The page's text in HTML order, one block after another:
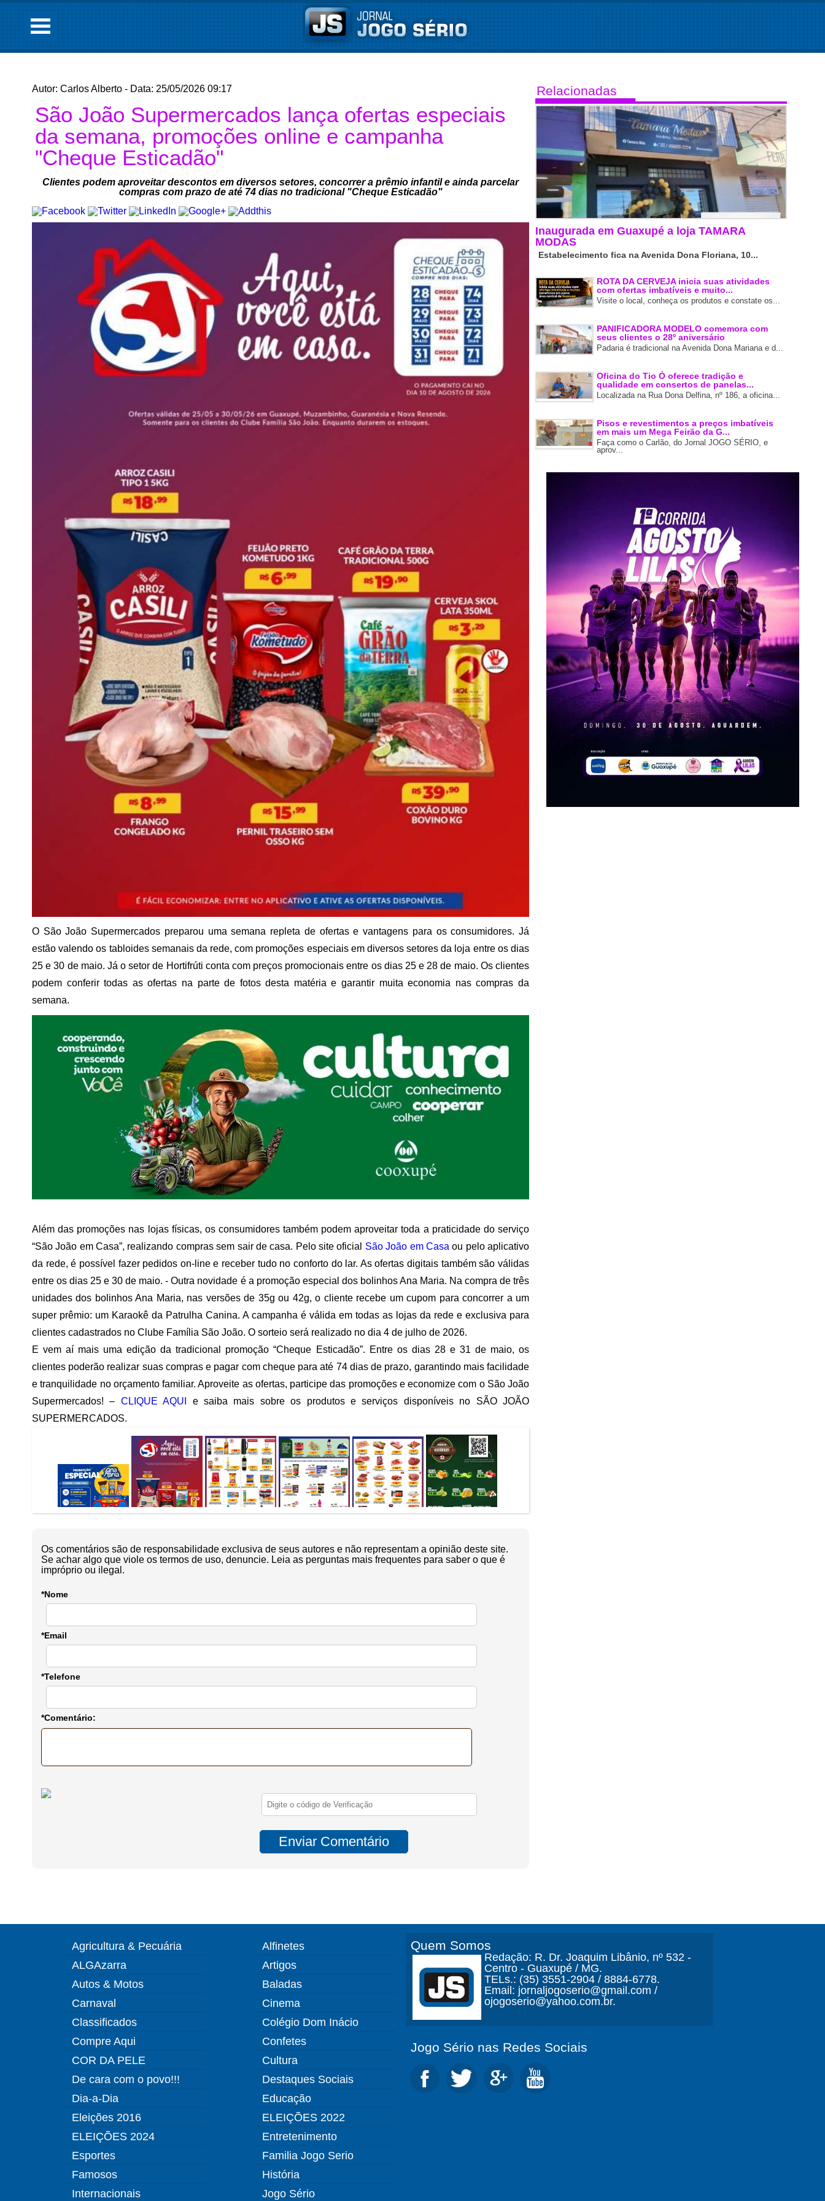
Autor: Carlos Alberto - Data: 25/05/2026 09:17
São João Supermercados lança ofertas especiais
da semana, promoções online e campanha
"Cheque Esticadão"
Clientes podem aproveitar descontos em diversos setores, concorrer a prêmio infantil e ainda parcelar
compras com prazo de até 74 dias no tradicional "Cheque Esticadão"
O São João Supermercados preparou uma semana repleta de ofertas e vantagens para os consumidores. Já
estão valendo os tabloides semanais da rede, com promoções especiais em diversos setores da loja entre os dias
25 e 30 de maio. Já o setor de Hortifrúti conta com preços promocionais entre os dias 25 e 28 de maio. Os clientes
podem conferir todas as ofertas na parte de fotos desta matéria e garantir muita economia nas compras da
semana.
Além das promoções nas lojas físicas, os consumidores também podem aproveitar toda a praticidade do serviço
“São João em Casa”, realizando compras sem sair de casa. Pelo site oficial São João em Casa ou pelo aplicativo
da rede, é possível fazer pedidos on-line e receber tudo no conforto do lar. As ofertas digitais também são válidas
entre os dias 25 e 30 de maio. - Outra novidade é a promoção especial dos bolinhos Ana Maria. Na compra de três
unidades dos bolinhos Ana Maria, nas versões de 35g ou 42g, o cliente recebe um cupom para concorrer a um
super prêmio: um Karaokê da Patrulha Canina. A campanha é válida em todas as lojas da rede e exclusiva para
clientes cadastrados no Clube Família São João. O sorteio será realizado no dia 4 de julho de 2026.
E vem aí mais uma edição da tradicional promoção “Cheque Esticadão”. Entre os dias 28 e 31 de maio, os
clientes poderão realizar suas compras e pagar com cheque para até 74 dias de prazo, garantindo mais facilidade
e tranquilidade no orçamento familiar. Aproveite as ofertas, participe das promoções e economize com o São João
Supermercados! – CLIQUE AQUI
e saiba mais sobre os produtos e serviços disponíveis no SÃO JOÃO
SUPERMERCADOS.
Os comentários são de responsabilidade exclusiva de seus autores e não representam a opinião deste site.
Se achar algo que viole os termos de uso, denuncie. Leia as perguntas mais frequentes para saber o que é
impróprio ou ilegal.
*Nome
*Email
*Telefone
*Comentário:
Relacionadas
Inaugurada em Guaxupé a loja TAMARA
MODAS
Estabelecimento fica na Avenida Dona Floriana, 10...
ROTA DA CERVEJA inicia suas atividades
com ofertas imbatíveis e muito...
Visite o local, conheça os produtos e constate os...
PANIFICADORA MODELO comemora com
seus clientes o 28º aniversário
Padaria é tradicional na Avenida Dona Mariana e d...
Oficina do Tio Ó oferece tradição e
qualidade em consertos de panelas...
Localizada na Rua Dona Delfina, nº 186, a oficina...
Pisos e revestimentos a preços imbatíveis
em mais um Mega Feirão da G...
Faça como o Carlão, do Jornal JOGO SÉRIO, e
aprov...
Agricultura & Pecuária
ALGAzarra
Autos & Motos
Carnaval
Classificados
Compre Aqui
COR DA PELE
De cara com o povo!!!
Dia-a-Dia
Eleições 2016
ELEIÇÕES 2024
Esportes
Famosos
Internacionais
Alfinetes
Artigos
Baladas
Cinema
Colégio Dom Inácio
Confetes
Cultura
Destaques Sociais
Educação
ELEIÇÕES 2022
Entretenimento
Familia Jogo Serio
História
Jogo Sério
Quem Somos
Redação: R. Dr. Joaquim Libânio, nº 532 -
Centro - Guaxupé / MG.
TELs.: (35) 3551-2904 / 8884-6778.
Email: jornaljogoserio@gmail.com /
ojogoserio@yahoo.com.br.
Jogo Sério nas Redes Sociais